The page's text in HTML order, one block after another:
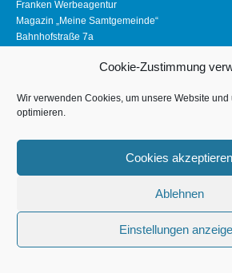
Cookie-Zustimmung
Wir verwenden Cookies, um unsere Website und
optimieren.
Cookies akzeptieren
Ablehnen
Einstellungen
Franken Werbeagentur
Magazin „Meine Samtgemeinde“
Bahnhofstraße 7a
Telefon 04163 8390281
Links:
www.franken-werbeagentur.de
Datenschutzerklärung